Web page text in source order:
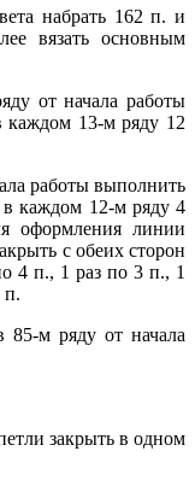
набрать 162 п. и
вязать основным
от начала работы
каждом 13-м ряду 12
работы выполнить
в каждом 12-м ряду 4
оформления линии
с обеих сторон
4 п., 1 раз по 3 п., 1
п.
85-м ряду от начала
закрыть в одном